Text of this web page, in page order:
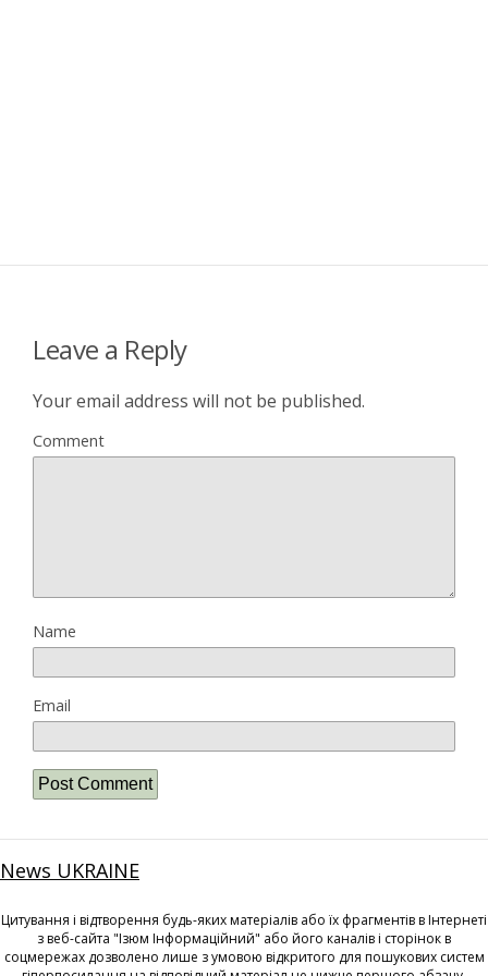
Leave a Reply
Your email address will not be published.
Comment
Name
Email
News UKRAINE
Цитування і відтворення будь-яких матеріалів або їх фрагментів в Інтернеті
з веб-сайта "Ізюм Інформаційний" або його каналів і сторінок в
соцмережах дозволено лише з умовою відкритого для пошукових систем